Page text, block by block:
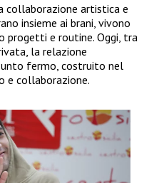
collaborazione artistica e
insieme ai brani, vivono
progetti e routine. Oggi, tra
la relazione
fermo, costruito nel
e collaborazione.